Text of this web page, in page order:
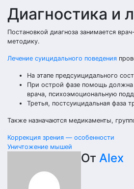
Диагностика и
Постановкой диагноза занимается
методику.
Лечение суицидального поведения
На этапе предсуицидального
При острой фазе помощь должна
врача, психоэмоциональную
Третья, постсуицидальная фаза
Также назначаются медикаменты,
Навигация
записям
Коррекция зрения — особенности
Уничтожение мышей
От Alex